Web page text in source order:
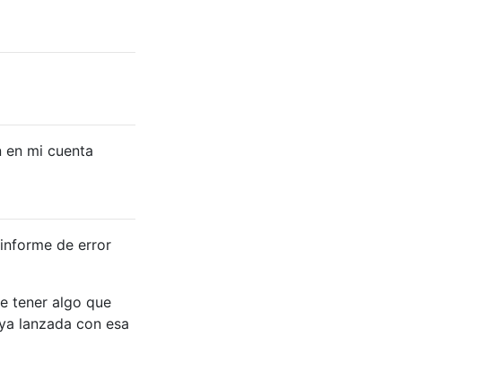
en mi cuenta
de error
tener algo que
lanzada con esa